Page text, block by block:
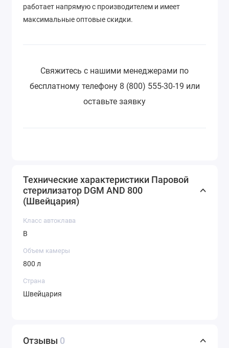
работает напрямую с производителем и имеет
максимальные оптовые скидки.
Свяжитесь с нашими менеджерами по
бесплатному телефону 8 (800) 555-30-19 или
оставьте заявку
Технические характеристики Паровой
стерилизатор DGM AND 800
(Швейцария)
Класс автоклава
B
Объем камеры
800 л
Страна
Швейцария
Отзывы 0